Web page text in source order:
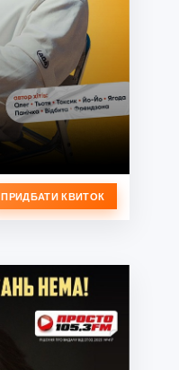
ПРИДБАТИ КВИТОК